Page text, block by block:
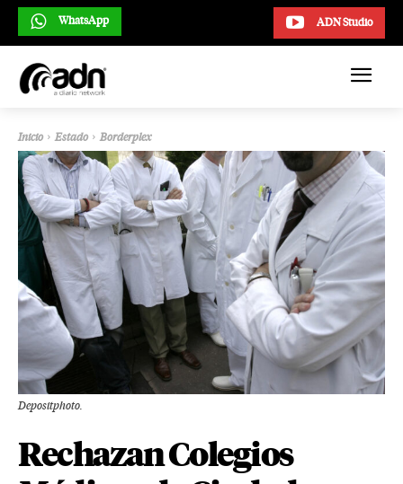
ADN Studio
WhatsApp
Inicio Estado Borderplex
Depositphoto.
Rechazan Colegios